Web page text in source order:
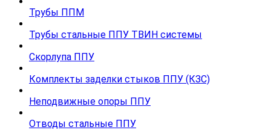
Трубы ППМ
Трубы стальные ППУ ТВИН системы
Скорлупа ППУ
Комплекты заделки стыков ППУ (КЗС)
Неподвижные опоры ППУ
Отводы стальные ППУ